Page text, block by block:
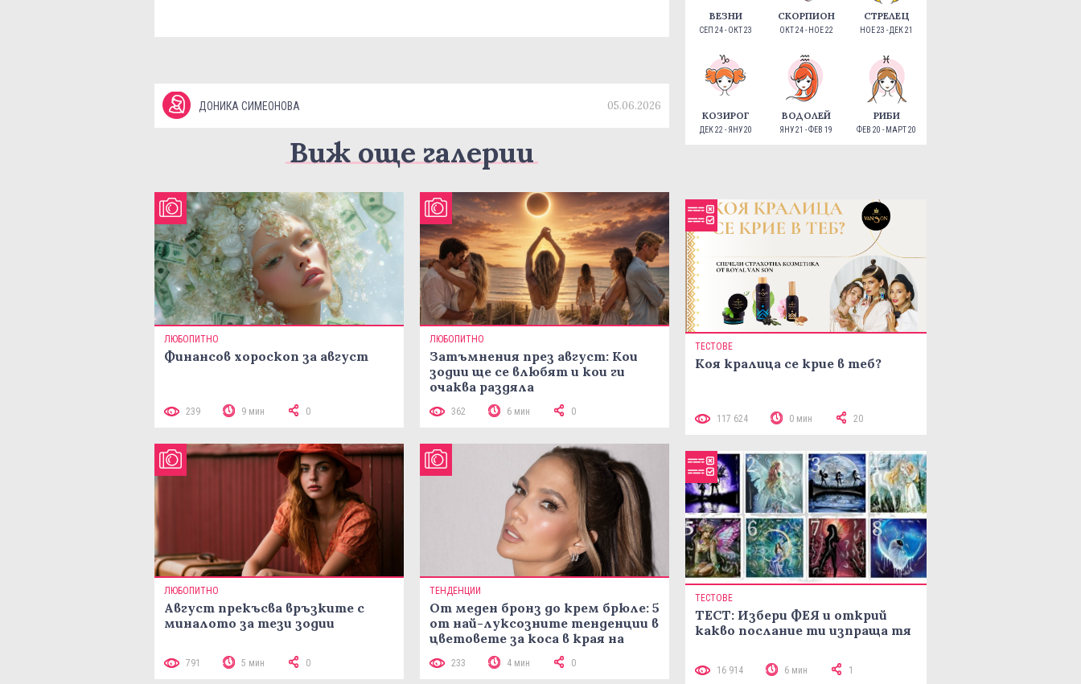
ДОНИКА СИМЕОНОВА 05.06.2026
Виж още галерии
ЛЮБОПИТНО
Финансов хороскоп за август
239 9 мин 0
ЛЮБОПИТНО
Затъмнения през август: Кои
зодии ще се влюбят и кои ги
очаква раздяла
362 6 мин 0
ЛЮБОПИТНО
Август прекъсва връзките с
миналото за тези зодии
791 5 мин 0
ТЕНДЕНЦИИ
От меден бронз до крем брюле: 5
от най-луксозните тенденции в
цветовете за коса в края на
233 4 мин 0
ВЕЗНИ
СЕП 24 - ОКТ 23
СКОРПИОН
ОКТ 24 - НОЕ 22
СТРЕЛЕЦ
НОЕ 23 - ДЕК 21
КОЗИРОГ
ДЕК 22 - ЯНУ 20
ВОДОЛЕЙ
ЯНУ 21 - ФЕВ 19
РИБИ
ФЕВ 20 - МАРТ 20
ТЕСТОВЕ
Коя кралица се крие в теб?
117 624 0 мин 20
ТЕСТОВЕ
ТЕСТ: Избери ФЕЯ и открий
какво послание ти изпраща тя
16 914 6 мин 1